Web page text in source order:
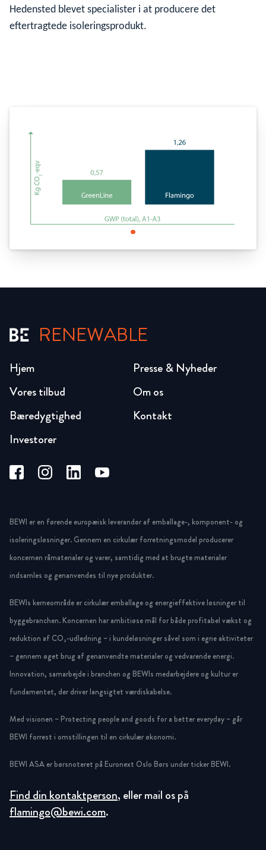
Hedensted blevet specialister i at producere det
eftertragtede isoleringsprodukt.
RENEWABLE
Hjem
Vores tilbud
Bæredygtighed
Investorer
Presse & Nyheder
Om os
Kontakt
BEWI er en førende europæisk leverandør af emballage-, komponent- og
isoleringsløsninger. Gennem en cirkulær forretningsmodel producerer
koncernen råmaterialer og varer, samtidig med at brugte materialer
indsamles og genanvendes til nye produkter.
BEWIs kerneområde er cirkulær emballage og energieffektive løsninger til
byggebranchen. Koncernen har ambitiøse mål for både profitabel vækst og
reduktion af CO₂-udledning – i kundeløsninger såvel som i egne aktiviteter
– gennem øget brug af genanvendte materialer og vedvarende energi.
Innovation, samarbejde i branchen og BEWIs medarbejdere og kultur er
fundamentet, der driver langsigtet værdiskabelse.
Med visionen – Protecting people and goods for a better everyday – går
BEWI forrest i omstillingen til en cirkulær økonomi.
BEWI ASA er børsnoteret på Euronext Oslo Børs under ticker BEWI.
Find din kontaktperson, eller mail os på
flamingo@bewi.com.